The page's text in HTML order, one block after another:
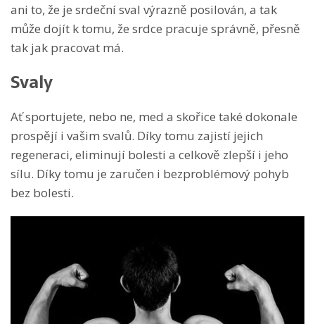
ani to, že je srdeční sval výrazně posilován, a tak
může dojít k tomu, že srdce pracuje správně, přesně
tak jak pracovat má.
Svaly
Ať sportujete, nebo ne, med a skořice také dokonale
prospějí i vašim svalů. Díky tomu zajistí jejich
regeneraci, eliminují bolesti a celkově zlepší i jeho
sílu. Díky tomu je zaručen i bezproblémový pohyb
bez bolesti.